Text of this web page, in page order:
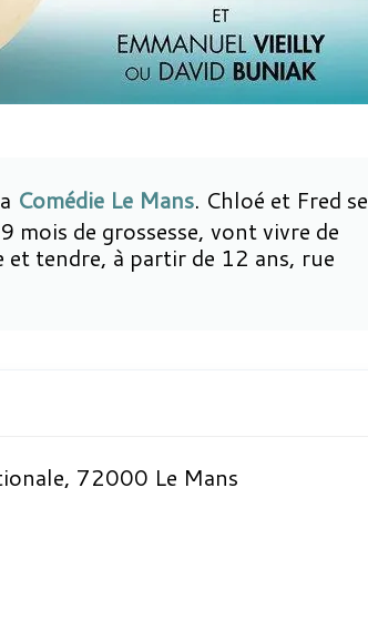
Comédie Le Mans. Chloé et Fred se
de grossesse, vont vivre de
tendre, à partir de 12 ans, rue
72000 Le Mans